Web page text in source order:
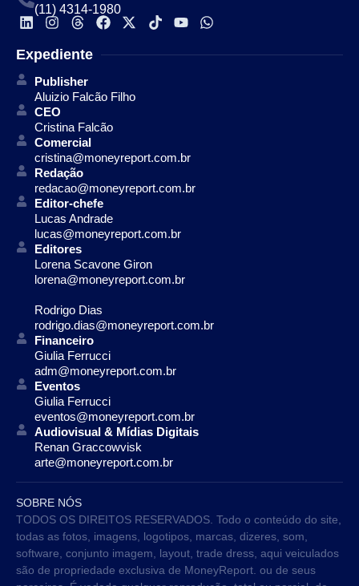
(11) 4314-1980
Expediente
Publisher
Aluizio Falcão Filho
CEO
Cristina Falcão
Comercial
cristina@moneyreport.com.br
Redação
redacao@moneyreport.com.br
Editor-chefe
Lucas Andrade
lucas@moneyreport.com.br
Editores
Lorena Scavone Giron
lorena@moneyreport.com.br
Rodrigo Dias
rodrigo.dias@moneyreport.com.br
Financeiro
Giulia Ferrucci
adm@moneyreport.com.br
Eventos
Giulia Ferrucci
eventos@moneyreport.com.br
Audiovisual & Mídias Digitais
Renan Graccowvisk
arte@moneyreport.com.br
SOBRE NÓS
TODOS OS DIREITOS RESERVADOS. Todo o conteúdo do site,
todas as fotos, imagens, logotipos, marcas, dizeres, som,
software, conjunto imagem, layout, trade dress, aqui veiculados
são de propriedade exclusiva de MoneyReport. ou de seus